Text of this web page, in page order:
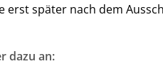
erst später nach dem
dazu an: